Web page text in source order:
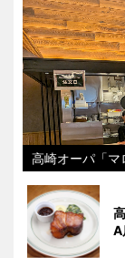
高崎オーパ「マ
A